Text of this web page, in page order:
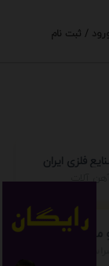
/ ثبت نام
فلزی ایران
آلات
مبل شویی